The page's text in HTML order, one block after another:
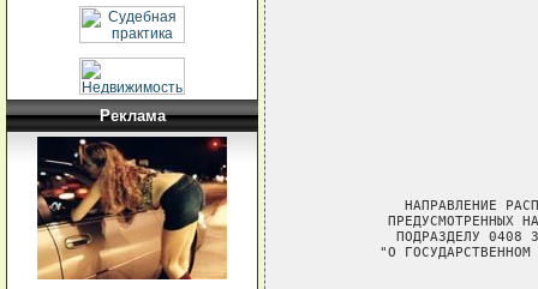
Реклама
НАПРАВЛЕНИЕ
ПРЕДУСМОТРЕННЫХ
ПОДРАЗДЕЛУ 0408
"О